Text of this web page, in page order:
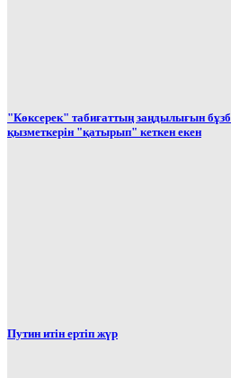
"Көксерек" табиғаттың заңдылығын
қызметкерін "қатырып" кеткен екен
Путин итін ертіп жүр